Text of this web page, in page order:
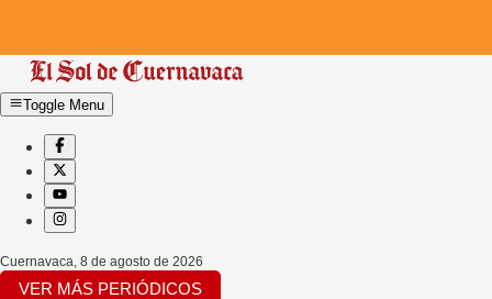
Toggle Menu
Cuernavaca 8 de agosto de 2026
VER MÁS PERIÓDICOS